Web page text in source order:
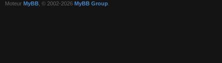
Moteur MyBB , © 2002-2026 MyBB Group